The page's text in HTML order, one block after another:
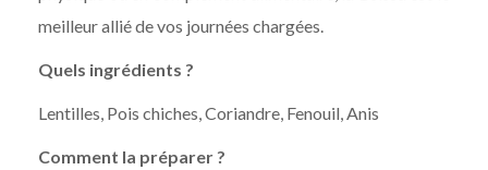
meilleur allié de vos journées chargées.
Quels ingrédients ?
Lentilles, Pois chiches, Coriandre, Fenouil, Anis
Comment la préparer ?